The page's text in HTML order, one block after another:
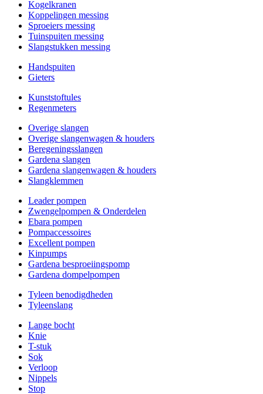
Kogelkranen
Koppelingen messing
Sproeiers messing
Tuinspuiten messing
Slangstukken messing
Handspuiten
Gieters
Kunststoftules
Regenmeters
Overige slangen
Overige slangenwagen & houders
Beregeningsslangen
Gardena slangen
Gardena slangenwagen & houders
Slangklemmen
Leader pompen
Zwengelpompen & Onderdelen
Ebara pompen
Pompaccessoires
Excellent pompen
Kinpumps
Gardena besproeiingspomp
Gardena dompelpompen
Tyleen benodigdheden
Tyleenslang
Lange bocht
Knie
T-stuk
Sok
Verloop
Nippels
Stop